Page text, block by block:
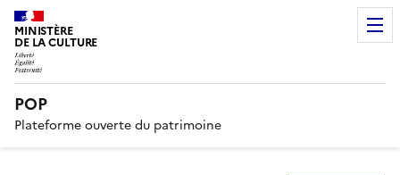
MINISTÈRE
DE LA CULTURE
POP
Plateforme ouverte du patrimoine